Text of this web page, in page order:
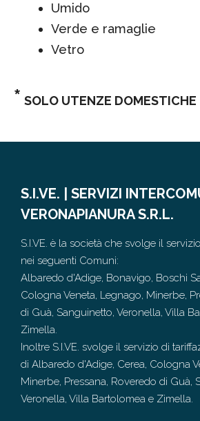
Umido
Verde e ramaglie
Vetro
* SOLO UTENZE DOMESTICHE
S.I.VE. | SERVIZI
VERONAPIANURA S.R.L.
S.I.VE. è la società che svolge il
nei seguenti Comuni:
Albaredo d'Adige, Bonavigo, Boschi
Cologna Veneta, Legnago, Minerbe,
di Guà, Sanguinetto, Veronella, Villa
Zimella.
Inoltre S.I.VE. svolge il servizio di
di Albaredo d'Adige, Cerea, Cologna
Minerbe, Pressana, Roveredo di Guà,
Veronella, Villa Bartolomea e Zimella.